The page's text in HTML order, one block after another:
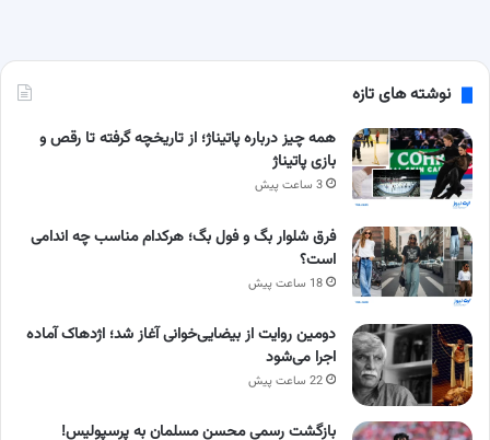
نوشته های تازه
همه چیز درباره پاتیناژ؛ از تاریخچه گرفته تا رقص و
بازی پاتیناژ
3 ساعت پیش
فرق شلوار بگ و فول بگ؛ هرکدام مناسب چه اندامی
است؟
18 ساعت پیش
دومین روایت از بیضایی‌خوانی آغاز شد؛ اژدهاک آماده
اجرا می‌شود
22 ساعت پیش
بازگشت رسمی محسن مسلمان به پرسپولیس!